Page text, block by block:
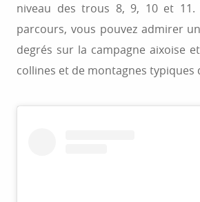
niveau des trous 8, 9, 10 et
parcours, vous pouvez admirer
degrés sur la campagne aixoise
collines et de montagnes typiques